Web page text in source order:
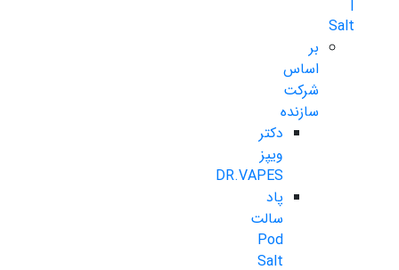
|
Salt
بر
اساس
شرکت
سازنده
دکتر
ویپز
DR.VAPES
پاد
سالت
Pod
Salt